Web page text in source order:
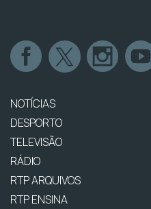
NOTÍCIAS
DESPORTO
TELEVISÃO
RÁDIO
RTP ARQUIVOS
RTP ENSINA